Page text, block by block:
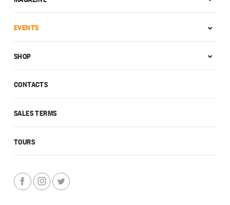
CONTACTS
SALES TERMS
TOURS
EVENTS
SHOP